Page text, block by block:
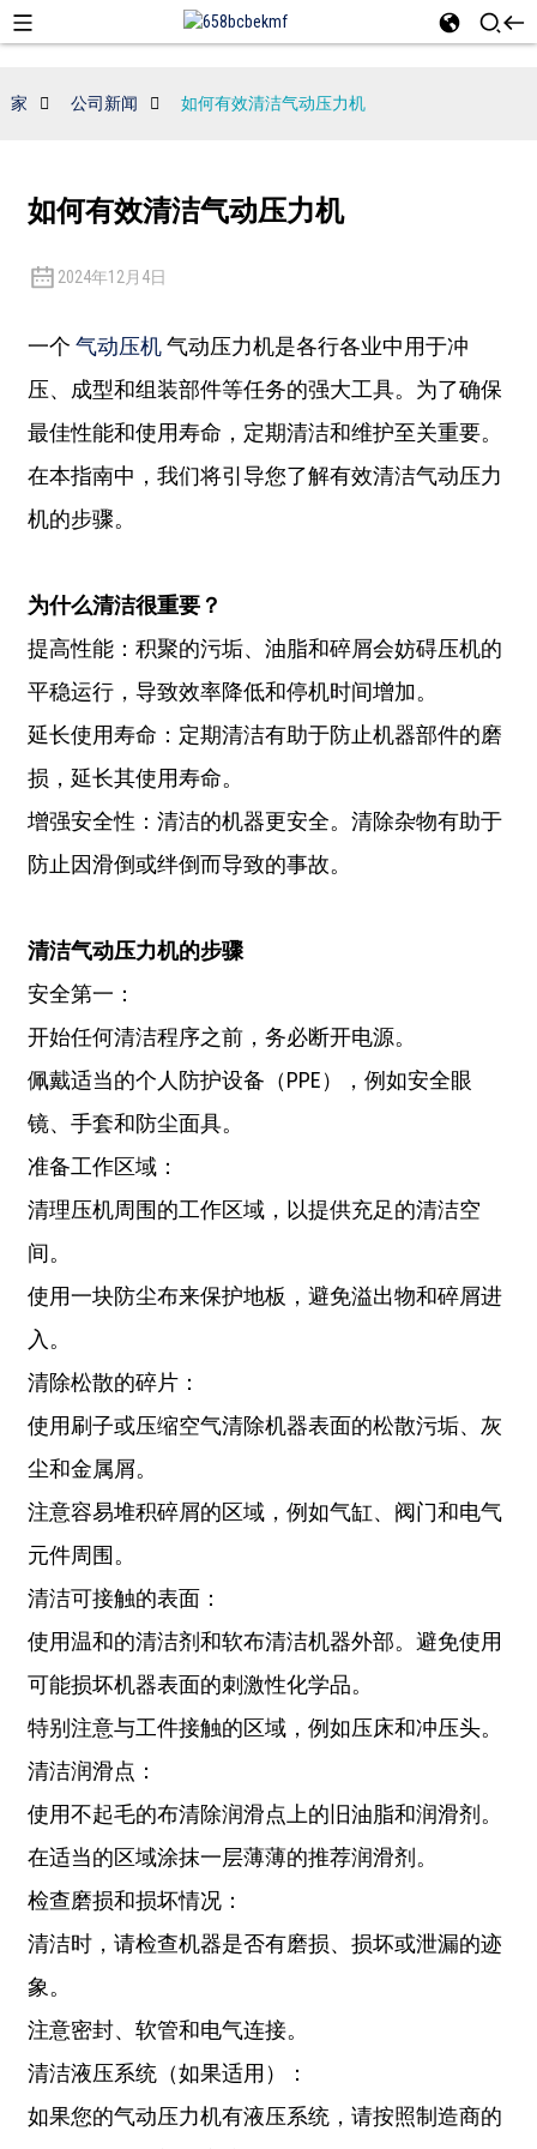
家 公司新闻 如何有效清洁气动压力机
如何有效清洁气动压力机
2024年12月4日
一个 气动压机气动压力机是各行各业中用于冲
压、成型和组装部件等任务的强大工具。为了确保
最佳性能和使用寿命，定期清洁和维护至关重要。
在本指南中，我们将引导您了解有效清洁气动压力
机的步骤。
为什么清洁很重要？
提高性能：积聚的污垢、油脂和碎屑会妨碍压机的
平稳运行，导致效率降低和停机时间增加。
延长使用寿命：定期清洁有助于防止机器部件的磨
损，延长其使用寿命。
增强安全性：清洁的机器更安全。清除杂物有助于
防止因滑倒或绊倒而导致的事故。
清洁气动压力机的步骤
安全第一：
开始任何清洁程序之前，务必断开电源​​。
佩戴适当的个人防护设备（PPE），例如安全眼
镜、手套和防尘面具。
准备工作区域：
清理压机周围的工作区域，以提供充足的清洁空
间。
使用一块防尘布来保护地板，避免溢出物和碎屑进
入。
清除松散的碎片：
使用刷子或压缩空气清除机器表面的松散污垢、灰
尘和金属屑。
注意容易堆积碎屑的区域，例如气缸、阀门和电气
元件周围。
清洁可接触的表面：
使用温和的清洁剂和软布清洁机器外部。避免使用
可能损坏机器表面的刺激性化学品。
特别注意与工件接触的区域，例如压床和冲压头。
清洁润滑点：
使用不起毛的布清除润滑点上的旧油脂和润滑剂。
在适当的区域涂抹一层薄薄的推荐润滑剂。
检查磨损和损坏情况：
清洁时，请检查机器是否有磨损、损坏或泄漏的迹
象。
注意密封、软管和电气连接。
清洁液压系统（如果适用）：
如果您的气动压力机有液压系统，请按照制造商的